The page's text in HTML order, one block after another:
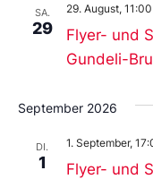
SA.
29
Flyer- und
Gundeli-
29. August, 11:00
September 2026
DI.
1
Flyer- und
1. September,